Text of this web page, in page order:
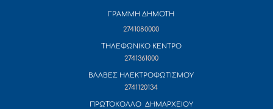
ΓΡΑΜΜΗ ΔΗΜΟΤΗ
2741080000
ΤΗΛΕΦΩΝΙΚΟ ΚΕΝΤΡΟ
2741361000
ΒΛΑΒΕΣ ΗΛΕΚΤΡΟΦΩΤΙΣΜΟΥ
2741120134
ΠΡΩΤΟΚΟΛΛΟ ΔΗΜΑΡΧΕΙΟΥ